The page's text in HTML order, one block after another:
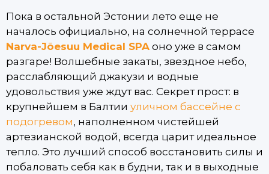
Пока в остальной Эстонии лето еще не
началось официально, на солнечной террасе
Narva-Jõesuu Medical SPA оно уже в самом
разгаре! Волшебные закаты, звездное небо,
расслабляющий джакузи и водные
удовольствия уже ждут вас. Секрет прост: в
крупнейшем в Балтии уличном бассейне с
подогревом, наполненном чистейшей
артезианской водой, всегда царит идеальное
тепло. Это лучший способ восстановить силы и
побаловать себя как в будни, так и в выходные